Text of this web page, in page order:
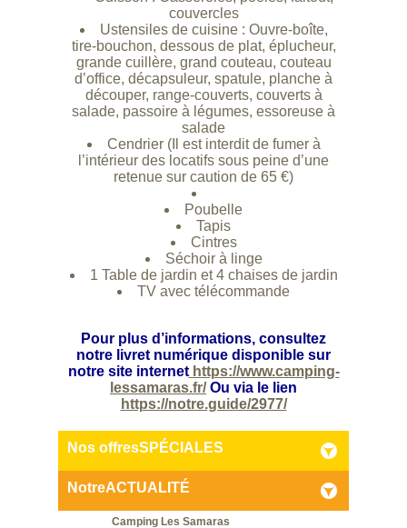
couvercles
Ustensiles de cuisine : Ouvre-boîte,
tire-bouchon, dessous de plat, éplucheur,
grande cuillère, grand couteau, couteau
d’office, décapsuleur, spatule, planche à
découper, range-couverts, couverts à
salade, passoire à légumes, essoreuse à
salade
Cendrier (Il est interdit de fumer à
l’intérieur des locatifs sous peine d’une
retenue sur caution de 65 €)
Poubelle
Tapis
Cintres
Séchoir à linge
1 Table de jardin et 4 chaises de jardin
TV avec télécommande
Pour plus d’informations, consultez
notre livret numérique disponible sur
notre site internethttps://www.camping-
lessamaras.fr/Ou via le lien
https://notre.guide/2977/
Nos offresSPÉCIALES
NotreACTUALITÉ
Camping Les Samaras